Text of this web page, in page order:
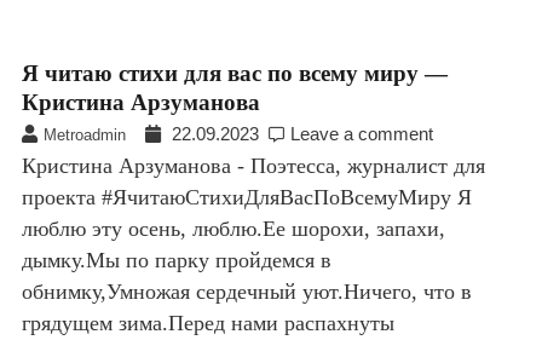
Я читаю стихи для вас по всему миру —
Кристина Арзуманова
Metroadmin 22.09.2023 Leave a comment
Кристина Арзуманова - Поэтесса, журналист для
проекта #ЯчитаюСтихиДляВасПоВсемуМиру Я
люблю эту осень, люблю.Ее шорохи, запахи,
дымку.Мы по парку пройдемся в
обнимку,Умножая сердечный уют.Ничего, что в
грядущем зима.Перед нами распахнуты